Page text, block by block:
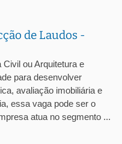
de Laudos -
ou Arquitetura e
para desenvolver
avaliação imobiliária e
essa vaga pode ser o
atua no segmento ...